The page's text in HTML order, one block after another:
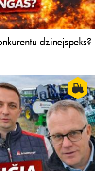
dzinējspēks?